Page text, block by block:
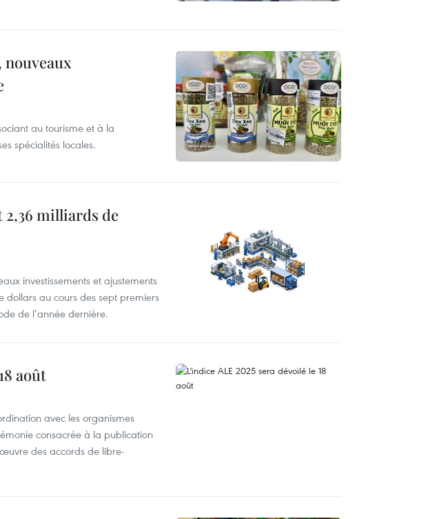
nouveaux
au tourisme et à la
spécialités locales.
2,36 milliards de
investissements et ajustements
au cours des sept premiers
de l’année dernière.
août
avec les organismes
consacrée à la publication
des accords de libre-